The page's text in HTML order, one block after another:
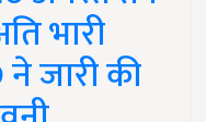
भारी
जारी की